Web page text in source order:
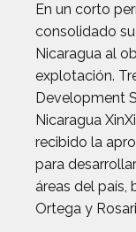
En un corto
consolidado
Nicaragua al
explotación.
Development
Nicaragua
recibido la
para
áreas del país,
Ortega y